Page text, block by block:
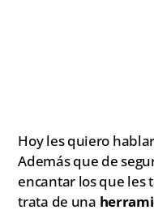
Hoy les quiero
Además que de
encantar los que les
trata de una